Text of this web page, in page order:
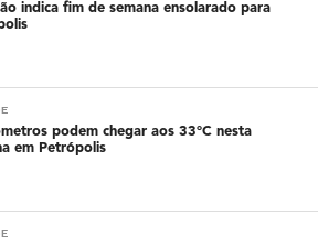
indica fim de semana ensolarado para
podem chegar aos 33°C nesta
em Petrópolis